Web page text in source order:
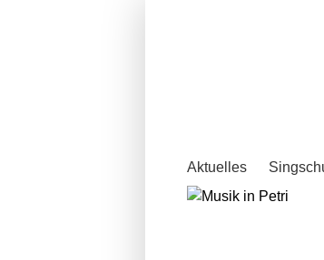
Aktuelles